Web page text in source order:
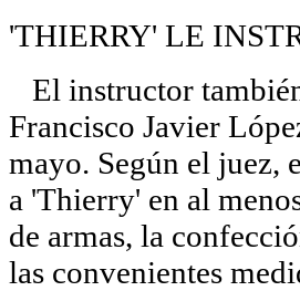
'THIERRY' LE
El instructor
Francisco Javier
mayo. Según el juez,
a 'Thierry' en al
de armas, la
las convenientes